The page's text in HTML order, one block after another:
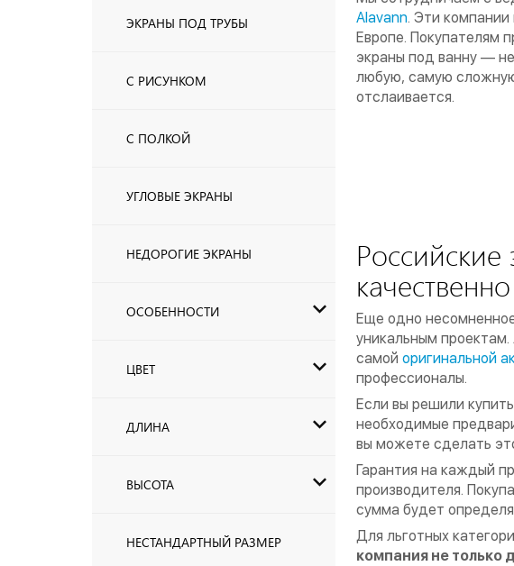
ЭКРАНЫ ПОД ТРУБЫ
С РИСУНКОМ
С ПОЛКОЙ
УГЛОВЫЕ ЭКРАНЫ
НЕДОРОГИЕ ЭКРАНЫ
ОСОБЕННОСТИ
ЦВЕТ
ДЛИНА
ВЫСОТА
НЕСТАНДАРТНЫЙ РАЗМЕР
Alavann. Эти компании
Европе. Покупателям
экраны под ванну —
любую, самую сложную
отслаивается.
качественно
Еще одно
уникальным
самой оригинальной
профессионалы.
Если вы решили
необходимые
вы можете сделать
Гарантия на каждый
производителя.
сумма будет
Для льготных
компания не только